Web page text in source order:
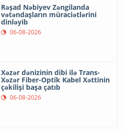
Rəşad Nəbiyev Zəngilanda
vətəndaşların müraciətlərini
dinləyib
06-08-2026
Xəzər dənizinin dibi ilə Trans-
Xəzər Fiber-Optik Kabel Xəttinin
çəkilişi başa çatıb
06-08-2026